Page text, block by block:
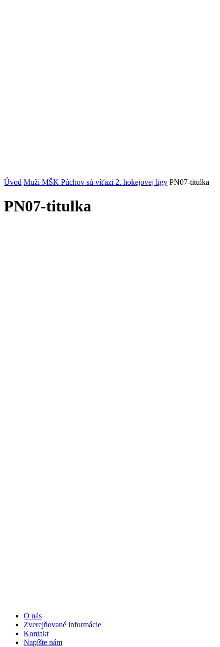
Úvod Muži MŠK Púchov sú víťazi 2. hokejovej ligy PN07-titulka
PN07-titulka
O nás
Zverejňované informácie
Kontakt
Napíšte nám